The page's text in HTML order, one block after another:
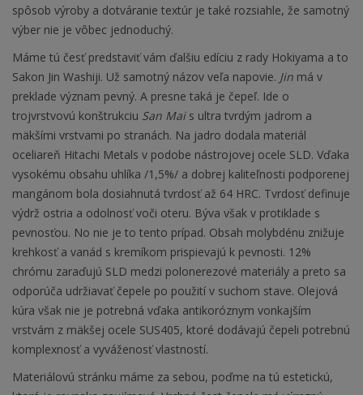
spôsob výroby a dotváranie textúr je také rozsiahle, že samotný
výber nie je vôbec jednoduchý.
Máme tú česť predstaviť vám ďalšiu edíciu z rady Hokiyama a to
Sakon Jin Washiji. Už samotný názov veľa napovie. Jin má v
preklade význam pevný. A presne taká je čepeľ. Ide o
trojvrstvovú konštrukciu San Mais ultra tvrdým jadrom a
mäkšími vrstvami po stranách. Na jadro dodala materiál
oceliareň Hitachi Metals v podobe nástrojovej ocele SLD. Vďaka
vysokému obsahu uhlíka /1,5%/ a dobrej kaliteľnosti podporenej
mangánom bola dosiahnutá tvrdosť až 64 HRC. Tvrdosť definuje
výdrž ostria a odolnosť voči oteru. Býva však v protiklade s
pevnosťou. No nie je to tento prípad. Obsah molybdénu znižuje
krehkosť a vanád s kremíkom prispievajú k pevnosti. 12%
chrómu zaraďujú SLD medzi polonerezové materiály a preto sa
odporúča udržiavať čepele po použití v suchom stave. Olejová
kúra však nie je potrebná vďaka antikoróznym vonkajším
vrstvám z mäkšej ocele SUS405, ktoré dodávajú čepeli potrebnú
komplexnosť a vyváženosť vlastností.
Materiálovú stránku máme za sebou, poďme na tú estetickú,